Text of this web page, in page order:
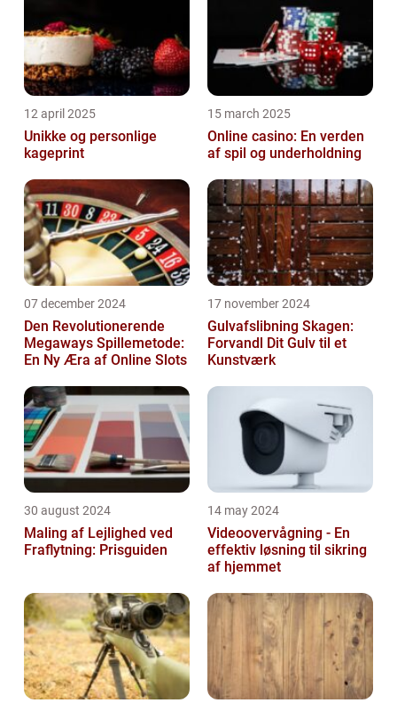
12 april 2025
Unikke og personlige
kageprint
15 march 2025
Online casino: En verden
af spil og underholdning
07 december 2024
Den Revolutionerende
Megaways Spillemetode:
En Ny Æra af Online Slots
17 november 2024
Gulvafslibning Skagen:
Forvandl Dit Gulv til et
Kunstværk
30 august 2024
Maling af Lejlighed ved
Fraflytning: Prisguiden
14 may 2024
Videoovervågning - En
effektiv løsning til sikring
af hjemmet